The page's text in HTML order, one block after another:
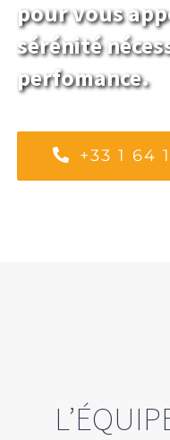
pour vous
sérénité
perfomance.
+33 1 64